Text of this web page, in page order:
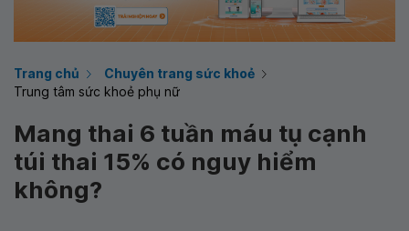
Trang chủ
Chuyên trang sức khoẻ
Trung tâm sức khoẻ phụ nữ
Mang thai 6 tuần máu tụ cạnh
túi thai 15% có nguy hiểm
không?